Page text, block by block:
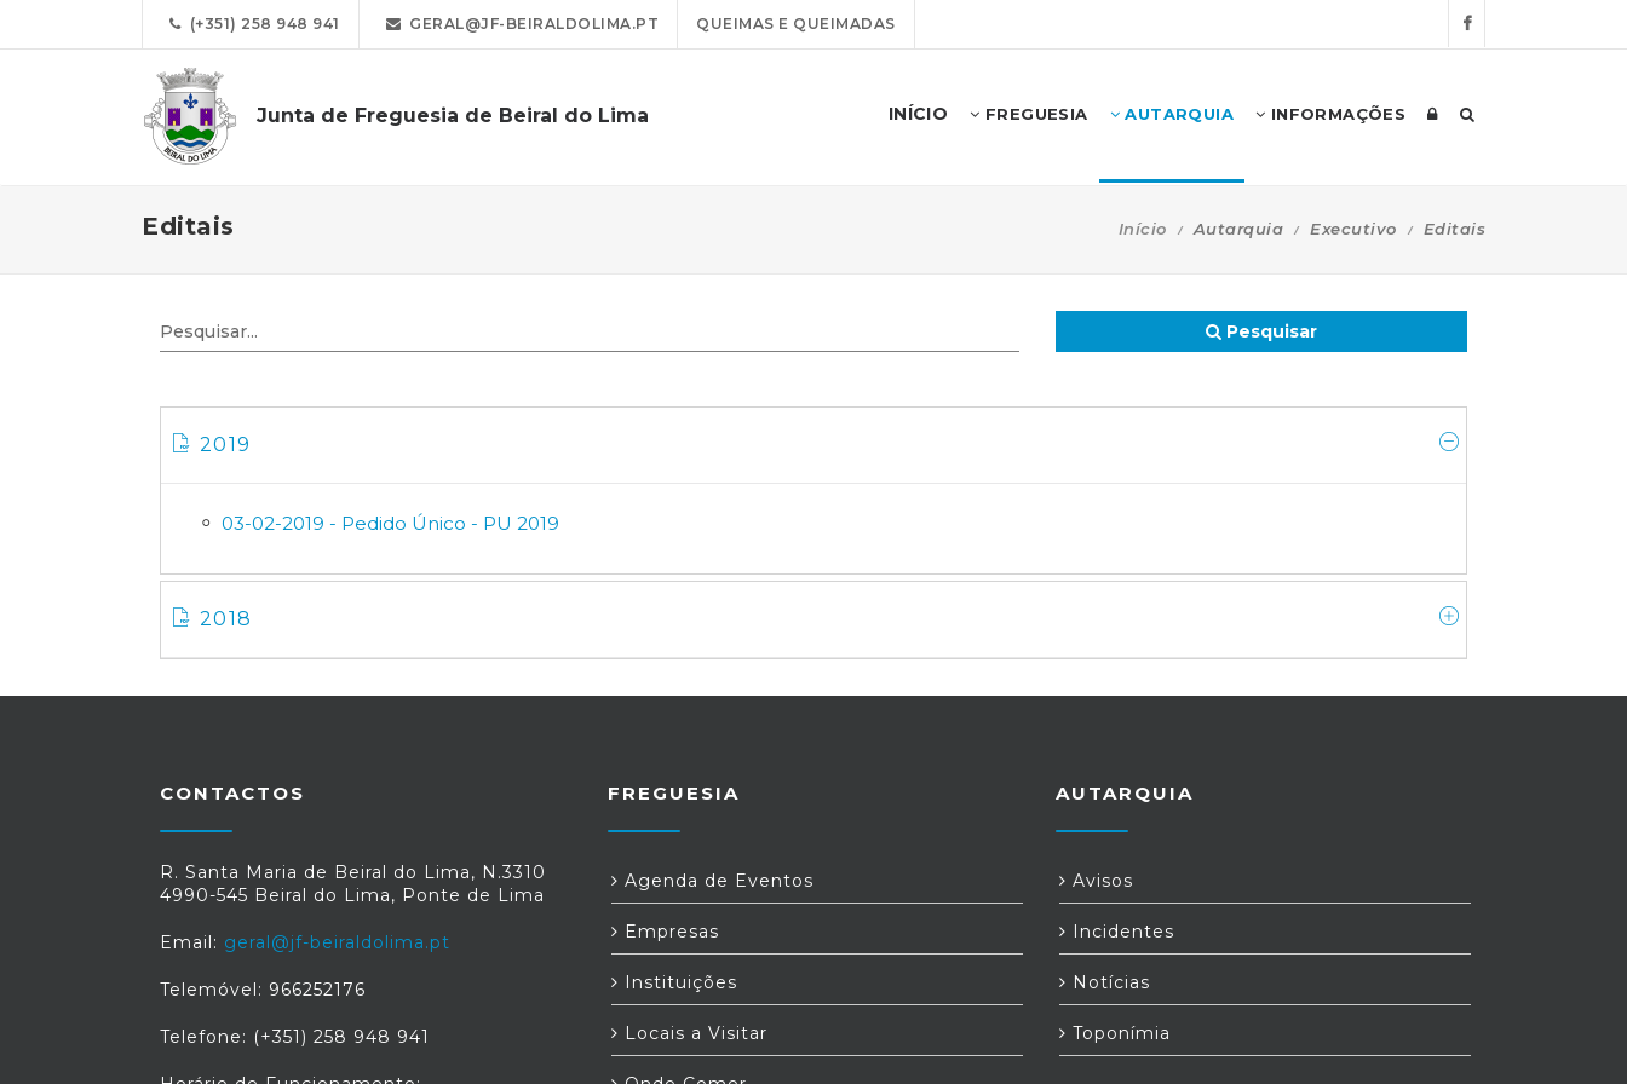
(+351) 258 948 941 GERAL@JF-BEIRALDOLIMA.PT QUEIMAS E QUEIMADAS
Junta de Freguesia de Beiral do Lima INÍCIO FREGUESIA AUTARQUIA INFORMAÇÕES
Editais Início Autarquia Executivo Editais
Pesquisar
2019
03-02-2019 - Pedido Único - PU 2019
2018
CONTACTOS
R. Santa Maria de Beiral do Lima, N.3310
4990-545 Beiral do Lima, Ponte de Lima
Email: geral@jf-beiraldolima.pt
Telemóvel: 966252176
Telefone: (+351) 258 948 941
FREGUESIA
Agenda de Eventos
Empresas
Instituições
Locais a Visitar
AUTARQUIA
Avisos
Incidentes
Notícias
Toponímia